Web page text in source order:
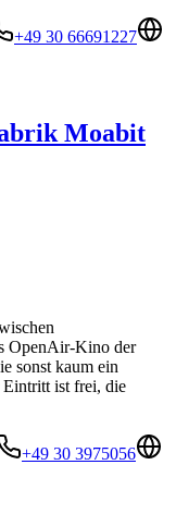
+49 30 66691227
Moabit
OpenAir-Kino der
sonst kaum ein
ist frei, die
+49 30 3975056